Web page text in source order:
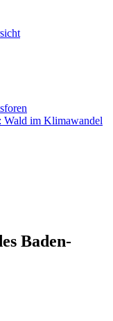
im Klimawandel
Baden-